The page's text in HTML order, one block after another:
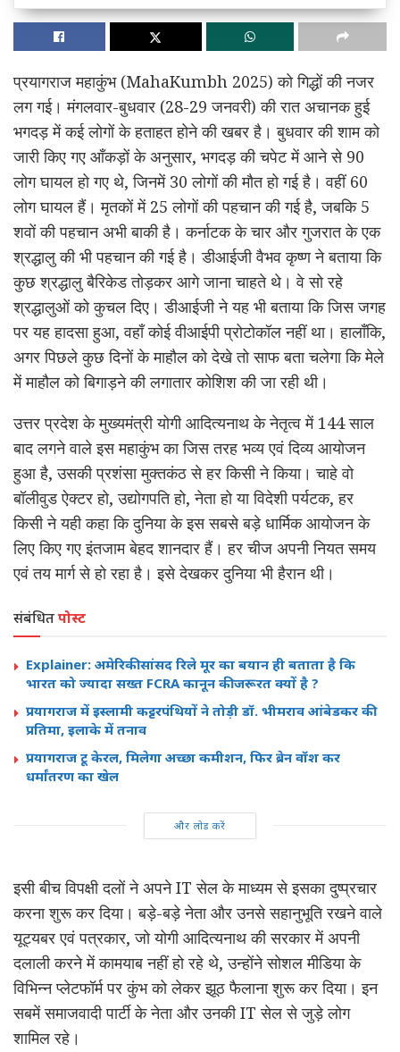
प्रयागराज महाकुंभ (MahaKumbh 2025) को गिद्धों की नजर
लग गई। मंगलवार-बुधवार (28-29 जनवरी) की रात अचानक हुई
भगदड़ में कई लोगों के हताहत होने की खबर है। बुधवार की शाम को
जारी किए गए आँकड़ों के अनुसार, भगदड़ की चपेट में आने से 90
लोग घायल हो गए थे, जिनमें 30 लोगों की मौत हो गई है। वहीं 60
लोग घायल हैं। मृतकों में 25 लोगों की पहचान की गई है, जबकि 5
शवों की पहचान अभी बाकी है। कर्नाटक के चार और गुजरात के एक
श्रद्धालु की भी पहचान की गई है। डीआईजी वैभव कृष्ण ने बताया कि
कुछ श्रद्धालु बैरिकेड तोड़कर आगे जाना चाहते थे। वे सो रहे
श्रद्धालुओं को कुचल दिए। डीआईजी ने यह भी बताया कि जिस जगह
पर यह हादसा हुआ, वहाँ कोई वीआईपी प्रोटोकॉल नहीं था। हालाँकि,
अगर पिछले कुछ दिनों के माहौल को देखे तो साफ बता चलेगा कि मेले
में माहौल को बिगाड़ने की लगातार कोशिश की जा रही थी।
उत्तर प्रदेश के मुख्यमंत्री योगी आदित्यनाथ के नेतृत्व में 144 साल
बाद लगने वाले इस महाकुंभ का जिस तरह भव्य एवं दिव्य आयोजन
हुआ है, उसकी प्रशंसा मुक्तकंठ से हर किसी ने किया। चाहे वो
बॉलीवुड ऐक्टर हो, उद्योगपति हो, नेता हो या विदेशी पर्यटक, हर
किसी ने यही कहा कि दुनिया के इस सबसे बड़े धार्मिक आयोजन के
लिए किए गए इंतजाम बेहद शानदार हैं। हर चीज अपनी नियत समय
एवं तय मार्ग से हो रहा है। इसे देखकर दुनिया भी हैरान थी।
संबंधितपोस्ट
Explainer: अमेरिकी सांसद रिले मूर का बयान ही बताता है कि
भारत को ज्यादा सख्त FCRA कानून की जरूरत क्यों है ?
प्रयागराज में इस्लामी कट्टरपंथियों ने तोड़ी डॉ. भीमराव आंबेडकर की
प्रतिमा, इलाके में तनाव
प्रयागराज टू केरल, मिलेगा अच्छा कमीशन, फिर ब्रेन वॉश कर
धर्मांतरण का खेल
और लोड करें
इसी बीच विपक्षी दलों ने अपने IT सेल के माध्यम से इसका दुष्प्रचार
करना शुरू कर दिया। बड़े-बड़े नेता और उनसे सहानुभूति रखने वाले
यूट्यबर एवं पत्रकार, जो योगी आदित्यनाथ की सरकार में अपनी
दलाली करने में कामयाब नहीं हो रहे थे, उन्होंने सोशल मीडिया के
विभिन्न प्लेटफॉर्म पर कुंभ को लेकर झूठ फैलाना शुरू कर दिया। इन
सबमें समाजवादी पार्टी के नेता और उनकी IT सेल से जुड़े लोग
शामिल रहे।